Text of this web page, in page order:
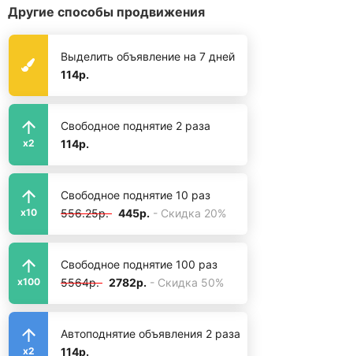
Другие способы продвижения
Выделить объявление на 7 дней
114р.
x2
Свободное поднятие 2 раза
114р.
x10
Свободное поднятие 10 раз
556.25р. 445р. - Скидка 20%
x100
Свободное поднятие 100 раз
5564р. 2782р. - Скидка 50%
x2
Автоподнятие объявления 2 раза
114р.